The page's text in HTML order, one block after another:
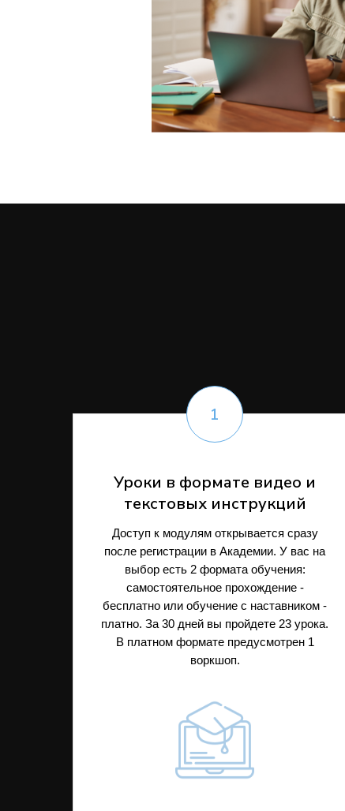
Уроки в формате видео и
текстовых инструкций
Доступ к модулям открывается сразу
после регистрации в Академии. У вас на
выбор есть 2 формата обучения:
самостоятельное прохождение -
бесплатно или обучение с наставником -
платно. За 30 дней вы пройдете 23 урока.
В платном формате предусмотрен 1
воркшоп.